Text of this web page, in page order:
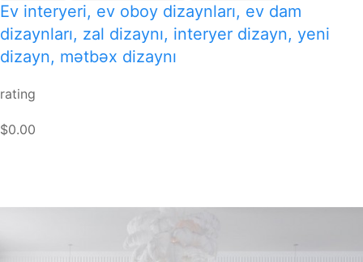
Ev interyeri, ev oboy dizaynları, ev dam
dizaynları, zal dizaynı, interyer dizayn, yeni
dizayn, mətbəx dizaynı
rating
$0.00